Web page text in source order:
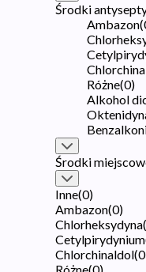
Środki
Ambazon(
Różne(0)
Alkohol
Środki
Inne(0)
Ambazon(0)
Chlorheksydyna(
Cetylpirydynium
Chlorchinaldol(0